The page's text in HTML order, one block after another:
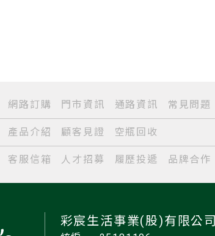
網路訂購 門市資訊 通路資訊 常見問題
產品介紹 顧客見證 空瓶回收
客服信箱 人才招募 履歷投遞 品牌合作
彩宸生活事業(股)有限公司